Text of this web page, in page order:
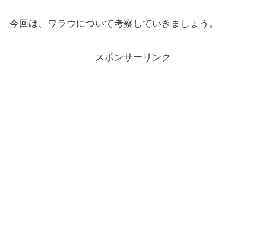
今回は、ワラウについて考察していきましょう。
スポンサーリンク